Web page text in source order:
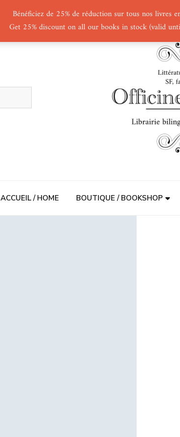
Bénéficiez de 25% de réduction sur tous nos livres
Get 25% discount on all our books in stock (valid
ACCUEIL / HOME BOUTIQUE / BOOKSHOP